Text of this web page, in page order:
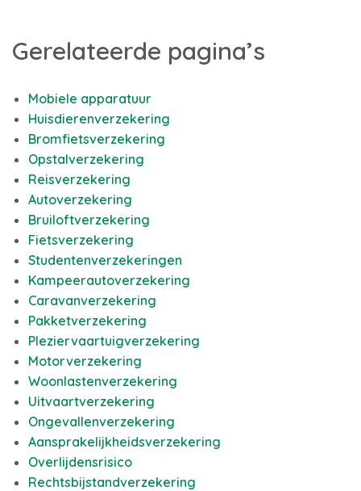
Gerelateerde pagina’s
Mobiele apparatuur
Huisdierenverzekering
Bromfietsverzekering
Opstalverzekering
Reisverzekering
Autoverzekering
Bruiloftverzekering
Fietsverzekering
Studentenverzekeringen
Kampeerautoverzekering
Caravanverzekering
Pakketverzekering
Pleziervaartuigverzekering
Motorverzekering
Woonlastenverzekering
Uitvaartverzekering
Ongevallenverzekering
Aansprakelijkheidsverzekering
Overlijdensrisico
Rechtsbijstandverzekering